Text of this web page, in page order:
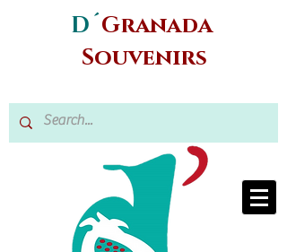
D´Granada
Souvenirs